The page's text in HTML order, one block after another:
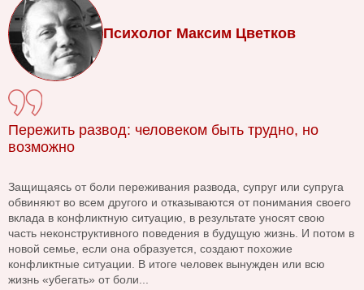
Психолог Максим Цветков
Пережить развод: человеком быть трудно, но
возможно
Защищаясь от боли переживания развода, супруг или супруга
обвиняют во всем другого и отказываются от понимания своего
вклада в конфликтную ситуацию, в результате уносят свою
часть неконструктивного поведения в будущую жизнь. И потом в
новой семье, если она образуется, создают похожие
конфликтные ситуации. В итоге человек вынужден или всю
жизнь «убегать» от боли...